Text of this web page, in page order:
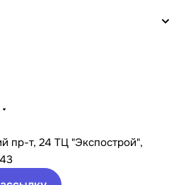
пр-т, 24 ТЦ "Экспострой",